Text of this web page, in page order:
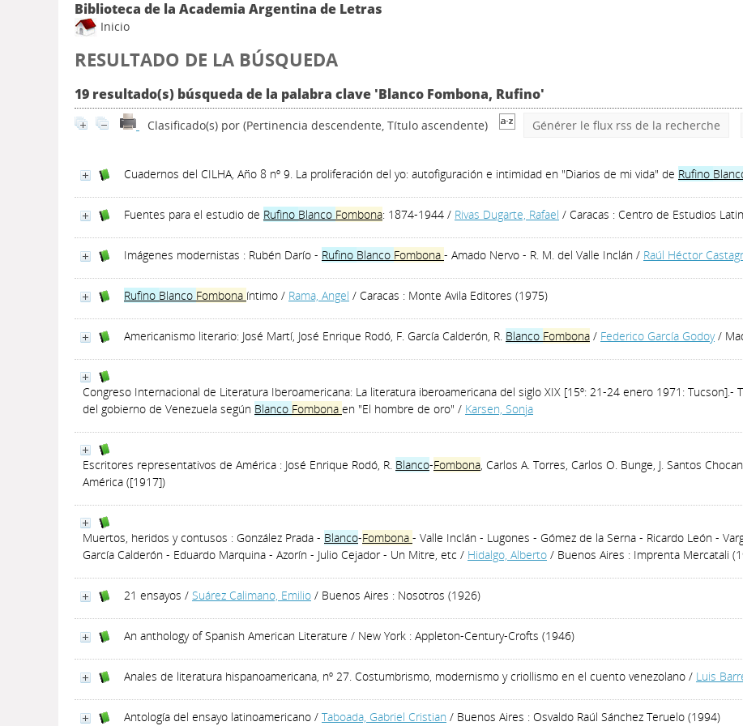
Biblioteca de la Academia Argentina de Letras
Inicio
RESULTADO DE LA BÚSQUEDA
19 resultado(s) búsqueda de la palabra clave 'Blanco Fombona, Rufino'
Clasificado(s) por (Pertinencia descendente, Título ascendente) Générer le flux rss de la recherche
Cuadernos del CILHA, Año 8 nº 9. La proliferación del yo: autofiguración e intimidad en "Diarios de mi vida" de Rufino
Fuentes para el estudio de Rufino Blanco Fombona: 1874-1944 / Rivas Dugarte, Rafael / Caracas : Centro de Estudios
Imágenes modernistas : Rubén Darío - Rufino Blanco Fombona - Amado Nervo - R. M. del Valle Inclán / Raúl Héctor
Rufino Blanco Fombona íntimo / Rama, Angel / Caracas : Monte Avila Editores (1975)
Americanismo literario: José Martí, José Enrique Rodó, F. García Calderón, R. Blanco Fombona / Federico García Godoy/
Congreso Internacional de Literatura Iberoamericana: La literatura iberoamericana del siglo XIX [15º: 21-24 enero 1971: Tucson].-
del gobierno de Venezuela según Blanco Fombona en "El hombre de oro" / Karsen, Sonja
Escritores representativos de América : José Enrique Rodó, R. Blanco-Fombona, Carlos A. Torres, Carlos O. Bunge, J. Santos
América ([1917])
Muertos, heridos y contusos : González Prada - Blanco-Fombona - Valle Inclán - Lugones - Gómez de la Serna - Ricardo León -
García Calderón - Eduardo Marquina - Azorín - Julio Cejador - Un Mitre, etc / Hidalgo, Alberto / Buenos Aires : Imprenta Mercatali
21 ensayos / Suárez Calimano, Emilio / Buenos Aires : Nosotros (1926)
An anthology of Spanish American Literature / New York : Appleton-Century-Crofts (1946)
Anales de literatura hispanoamericana, nº 27. Costumbrismo, modernismo y criollismo en el cuento venezolano / Luis
Antología del ensayo latinoamericano / Taboada, Gabriel Cristian / Buenos Aires : Osvaldo Raúl Sánchez Teruelo (1994)